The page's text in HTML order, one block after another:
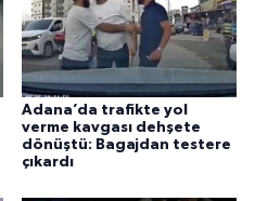
Adana’da trafikte yol
verme kavgası dehşete
dönüştü: Bagajdan testere
çıkardı